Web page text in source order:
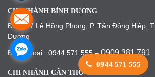
CHI NHÁNH BÌNH DƯƠNG
ĐC: 317 Lê Hồng Phong, P. Tân Đông Hiệp,
Dương
Điện Thoại : 0944 571 555 –0909 381 791
CHI NHÁNH CẦN THƠ
0944 571 555